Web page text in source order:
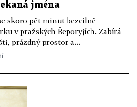
jména
skoro pět minut bezcílně
v pražských Řeporyjích. Zabírá
prázdný prostor a...